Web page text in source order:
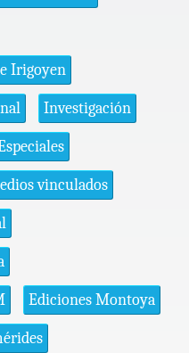
Irigoyen
Investigación
vinculados
Ediciones Montoya